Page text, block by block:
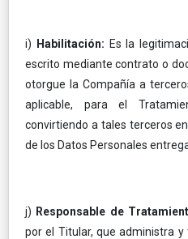
i) Habilitación: Es la
escrito mediante contrato o
otorgue la Compañía a
aplicable, para el
convirtiendo a tales terceros
de los Datos Personales
j) Responsable de
por el Titular, que administra